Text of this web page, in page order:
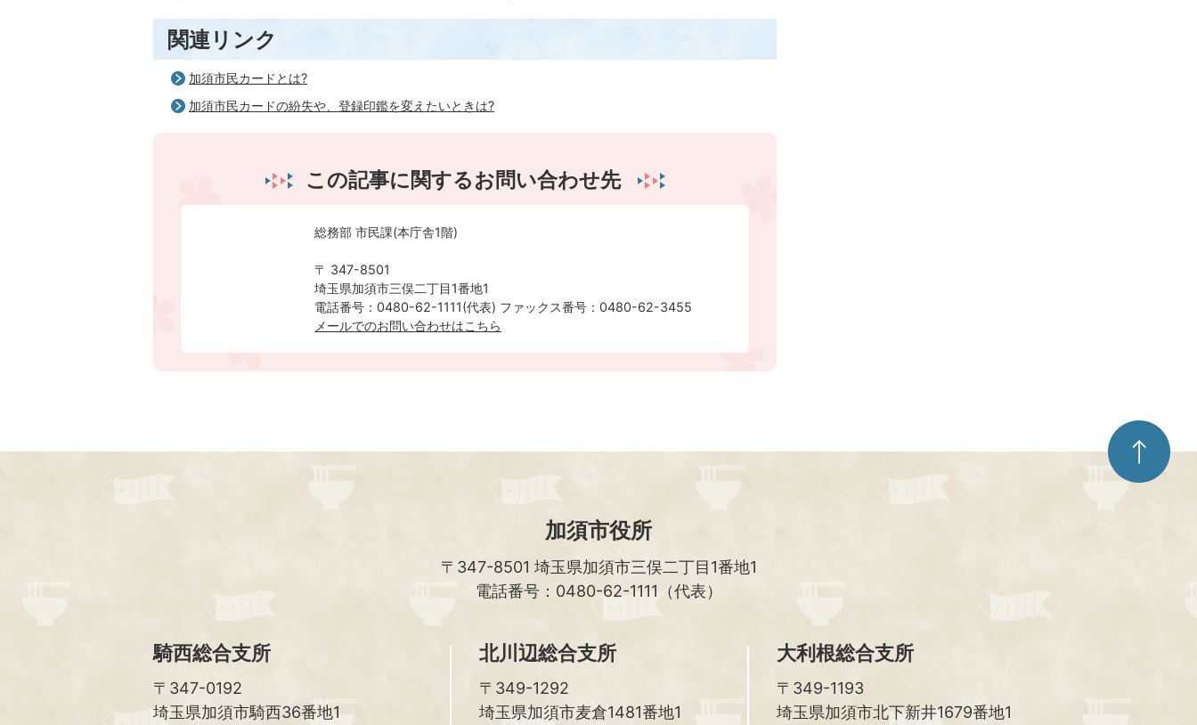
関連リンク
加須市民カードとは?
加須市民カードの紛失や、登録印鑑を変えたいときは?
この記事に関するお問い合わせ先
総務部 市民課(本庁舎1階)
〒 347-8501
埼玉県加須市三俣二丁目1番地1
電話番号：0480-62-1111(代表) ファックス番号：0480-62-3455
メールでのお問い合わせはこちら
ペ
ー
ジ
加須市役所
〒347-8501 埼玉県加須市三俣二丁目1番地1
電話番号：0480-62-1111（代表）
騎西総合支所
〒347-0192
埼玉県加須市騎西36番地1
北川辺総合支所
〒349-1292
埼玉県加須市麦倉1481番地1
大利根総合支所
〒349-1193
埼玉県加須市北下新井1679番地1